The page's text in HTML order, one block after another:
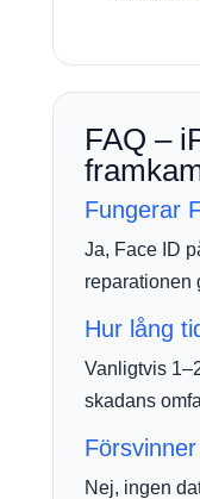
FAQ –
Fungerar
Ja, Face ID
reparationen
Hur lång
Vanligtvis
skadans
Nej, ingen